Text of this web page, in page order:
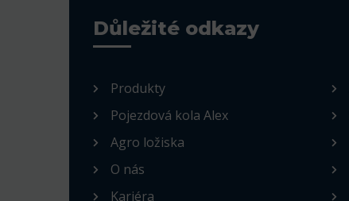
Důležité odkazy
Produkty
Pojezdová kola Alex
Agro ložiska
O nás
Kariéra